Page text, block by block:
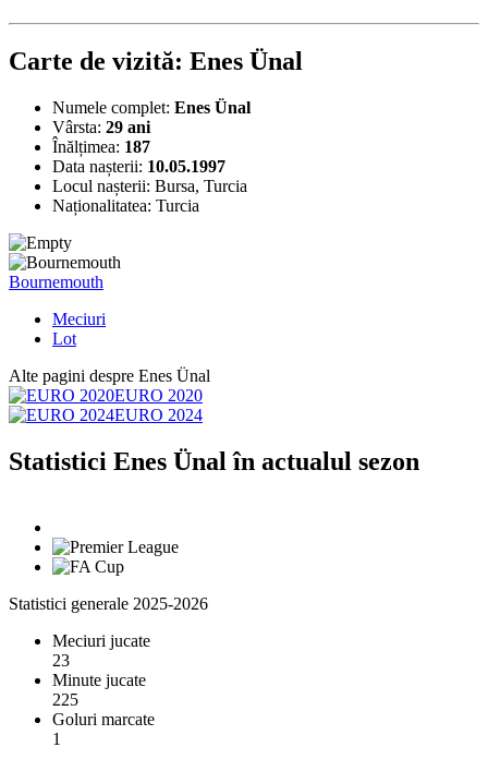
Carte de vizită: Enes Ünal
Numele complet: Enes Ünal
Vârsta: 29 ani
Înălțimea: 187
Data nașterii: 10.05.1997
Locul nașterii: Bursa, Turcia
Naționalitatea: Turcia
Bournemouth
Meciuri
Lot
Alte pagini despre Enes Ünal
EURO 2020
EURO 2024
Statistici Enes Ünal în actualul sezon
Statistici generale 2025-2026
Meciuri jucate
23
Minute jucate
225
Goluri marcate
1